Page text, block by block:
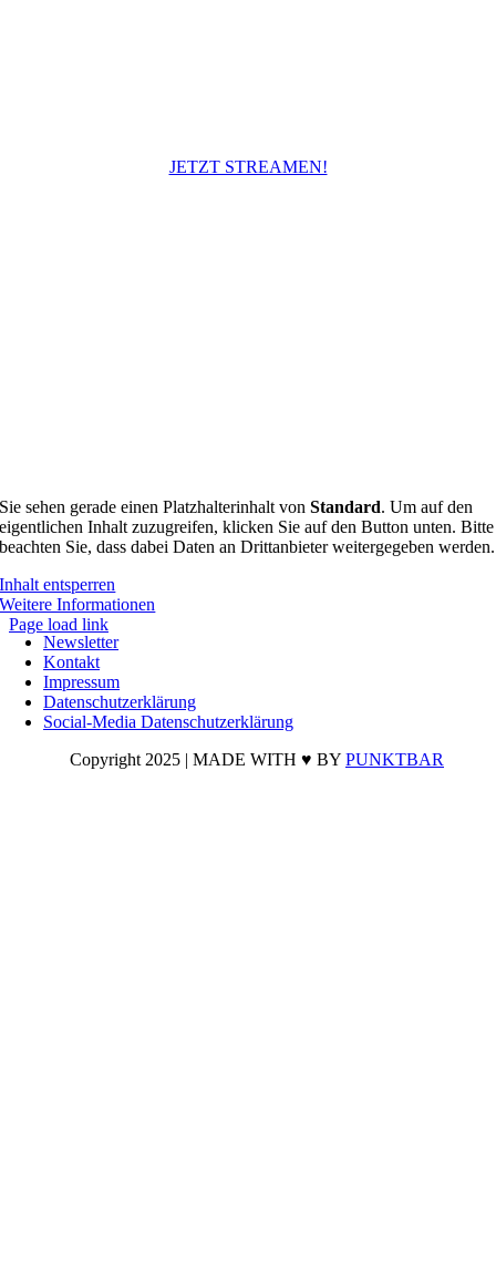
JETZT STREAMEN!
Sie sehen gerade einen Platzhalterinhalt vonStandard. Um auf den
eigentlichen Inhalt zuzugreifen, klicken Sie auf den Button unten. Bitte
beachten Sie, dass dabei Daten an Drittanbieter weitergegeben werden.
Inhalt entsperren
Weitere Informationen
Newsletter
Kontakt
Impressum
Datenschutzerklärung
Social-Media Datenschutzerklärung
Copyright 2025 | MADE WITH ♥ BY PUNKTBAR
Page load link
Nach
oben